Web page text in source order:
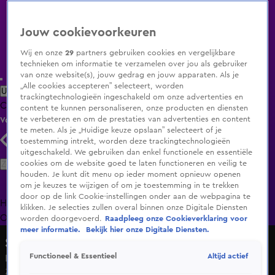
Uitzending Gemist Populaire programma's Zenders Genres
ClipsFilmsRadioSmart TV inlogShop
Volg KIJK
Zoeken
HomeUitzending Gemist Programma's De Bondgenoten
OranjezomerLivestreamsShop
Shownieuws
Katja Schuurman over nieuwe serie All-In
Zo 7 juni, 16:14
Jouw cookievoorkeuren
Wij en onze29 partners gebruiken cookies en vergelijkbare
technieken om informatie te verzamelen over jou als gebruiker
van onze website(s), jouw gedrag en jouw apparaten. Als je
„Alle cookies accepteren” selecteert, worden
trackingtechnologieën ingeschakeld om onze advertenties en
content te kunnen personaliseren, onze producten en diensten
te verbeteren en om de prestaties van advertenties en content
te meten. Als je „Huidige keuze opslaan” selecteert of je
toestemming intrekt, worden deze trackingtechnologieën
uitgeschakeld. We gebruiken dan enkel functionele en essentiële
cookies om de website goed te laten functioneren en veilig te
houden. Je kunt dit menu op ieder moment opnieuw openen
om je keuzes te wijzigen of om je toestemming in te trekken
door op de link Cookie-instellingen onder aan de webpagina te
klikken. Je selecties zullen overal binnen onze Digitale Diensten
worden doorgevoerd.
Raadpleeg onze Cookieverklaring voor
meer informatie.
Bekijk hier onze Digitale Diensten.
Functioneel & Essentieel Altijd actief